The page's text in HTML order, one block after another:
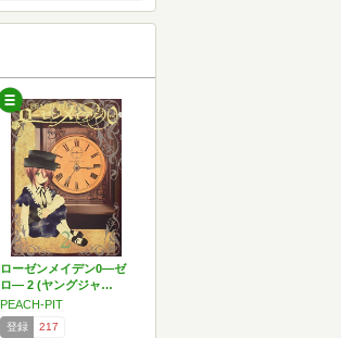
ローゼンメイデン0―ゼ
ロ― 2 (ヤングジャ…
PEACH-PIT
登録 217